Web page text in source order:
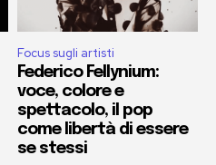
Focus sugli artisti
Federico Fellynium:
voce, colore e
spettacolo, il pop
come libertà di essere
se stessi